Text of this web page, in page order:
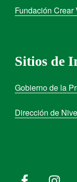
Fundación Crear
Sitios de
Gobierno de la
Dirección de